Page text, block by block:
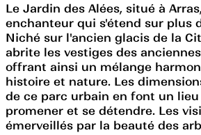
Le Jardin des Alées, situé à
enchanteur qui s'étend sur plus
Niché sur l'ancien glacis de la
abrite les vestiges des
offrant ainsi un mélange
histoire et nature. Les
de ce parc urbain en font un
promener et se détendre. Les
émerveillés par la beauté des